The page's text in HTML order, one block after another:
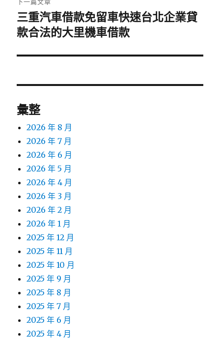
下
一
文
三重汽車借款免留車快速台北企業貸
款合法的大里機車借款
彙整
2026 年 8 月
2026 年 7 月
2026 年 6 月
2026 年 5 月
2026 年 4 月
2026 年 3 月
2026 年 2 月
2026 年 1 月
2025 年 12 月
2025 年 11 月
2025 年 10 月
2025 年 9 月
2025 年 8 月
2025 年 7 月
2025 年 6 月
2025 年 4 月